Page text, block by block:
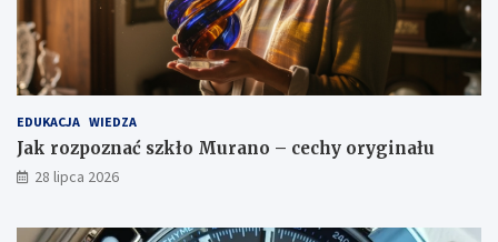
EDUKACJA WIEDZA
Jak rozpoznać szkło Murano – cechy oryginału
28 lipca 2026